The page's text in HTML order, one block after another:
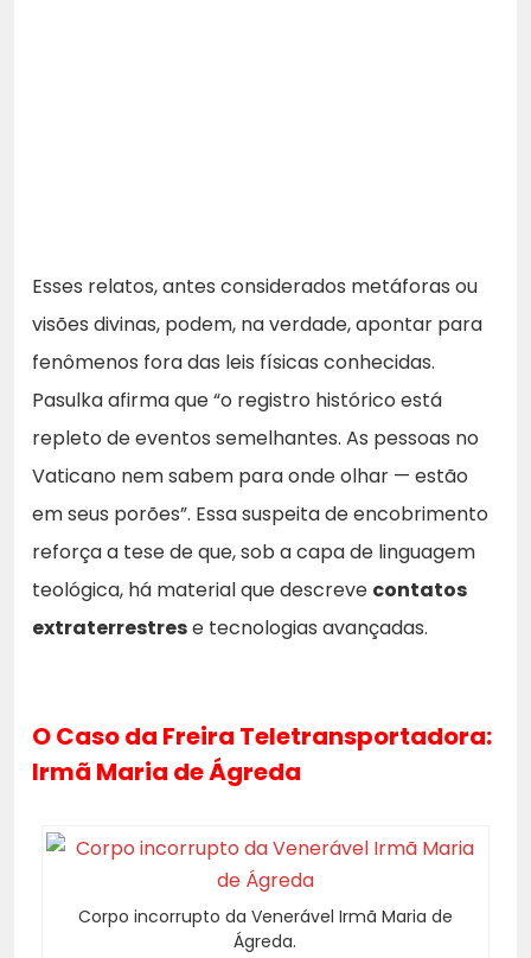
Esses relatos, antes considerados metáforas ou
visões divinas, podem, na verdade, apontar para
fenômenos fora das leis físicas conhecidas.
Pasulka afirma que “o registro histórico está
repleto de eventos semelhantes. As pessoas no
Vaticano nem sabem para onde olhar — estão
em seus porões”. Essa suspeita de encobrimento
reforça a tese de que, sob a capa de linguagem
teológica, há material que descreve contatos
extraterrestrese tecnologias avançadas.
O Caso da Freira Teletransportadora:
Irmã Maria de Ágreda
Corpo incorrupto da Venerável Irmã Maria de
Ágreda.